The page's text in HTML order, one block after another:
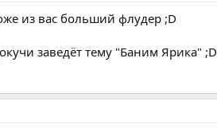
из вас больший флудер ;D
заведёт тему "Баним Ярика" ;D